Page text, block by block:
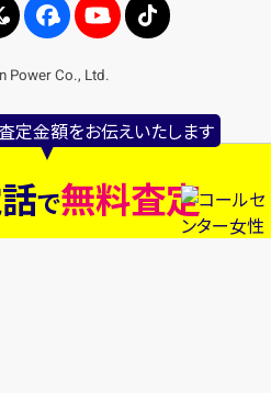
定金額をお伝えいたします
で無料査定
Power Co., Ltd.